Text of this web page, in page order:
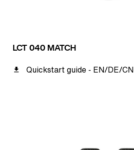
LCT 040 MATCH
Quickstart guide - EN/DE/CN